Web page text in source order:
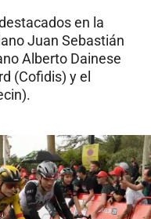
en la
Juan Sebastián
Alberto Dainese
(Cofidis) y el